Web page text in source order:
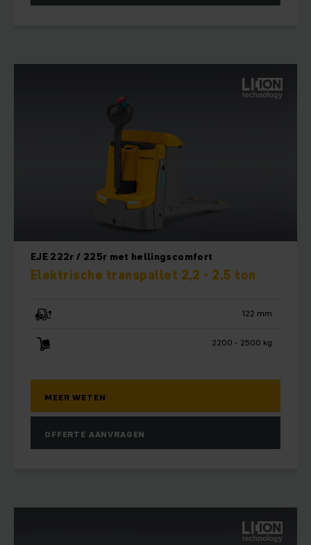
EJE 222r / 225r met hellingscomfort
Elektrische transpallet 2,2 - 2,5 ton
122 mm
2200 - 2500 kg
MEER WETEN
OFFERTE AANVRAGEN